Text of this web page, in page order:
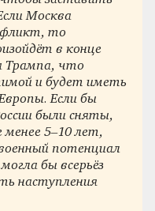
Москва
то
в конце
Трампа, что
и будет иметь
Если бы
были сняты,
менее 5–10 лет,
потенциал
бы всерьёз
наступления